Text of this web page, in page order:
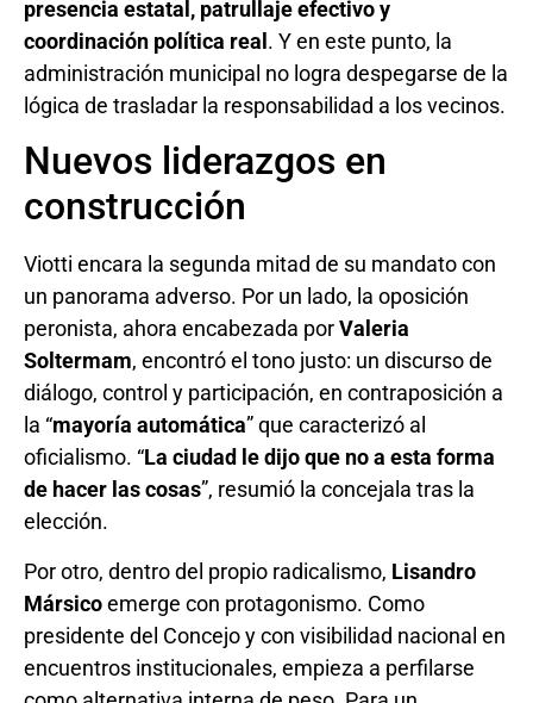
presencia estatal, patrullaje efectivo y
coordinación política real . Y en este punto, la
administración municipal no logra despegarse de la
lógica de trasladar la responsabilidad a los vecinos.
Nuevos liderazgos en
construcción
Viotti encara la segunda mitad de su mandato con
un panorama adverso. Por un lado, la oposición
peronista, ahora encabezada porValeria
Soltermam, encontró el tono justo: un discurso de
diálogo, control y participación, en contraposición a
la “mayoría automática” que caracterizó al
oficialismo. “La ciudad le dijo que no a esta forma
de hacer las cosas”, resumió la concejala tras la
elección.
Por otro, dentro del propio radicalismo, Lisandro
Mársicoemerge con protagonismo. Como
presidente del Concejo y con visibilidad nacional en
encuentros institucionales, empieza a perfilarse